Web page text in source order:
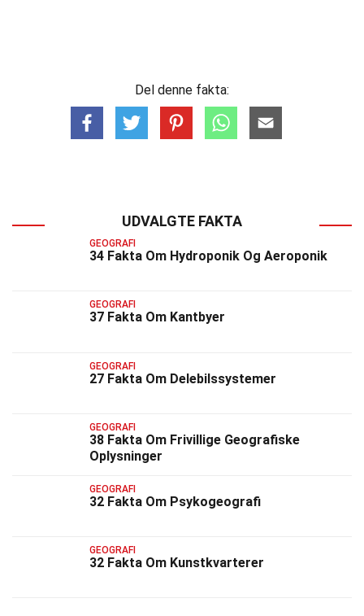
Del denne fakta:
UDVALGTE FAKTA
GEOGRAFI
34 Fakta Om Hydroponik Og Aeroponik
GEOGRAFI
37 Fakta Om Kantbyer
GEOGRAFI
27 Fakta Om Delebilssystemer
GEOGRAFI
38 Fakta Om Frivillige Geografiske
Oplysninger
GEOGRAFI
32 Fakta Om Psykogeografi
GEOGRAFI
32 Fakta Om Kunstkvarterer